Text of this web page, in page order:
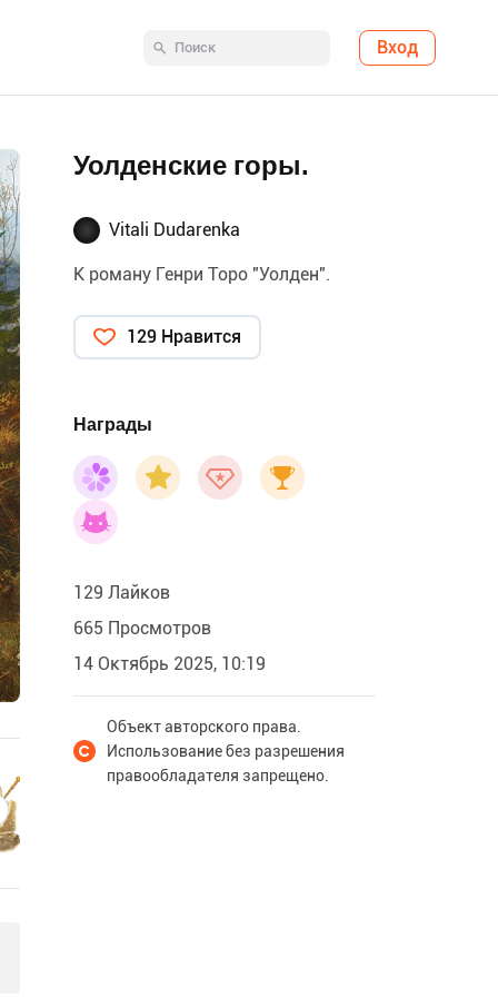
Вход
Уолденские горы.
Vitali Dudarenka
К роману Генри Торо "Уолден".
129 Нравится
Награды
129 Лайков
665 Просмотров
14 Октябрь 2025, 10:19
Объект авторского права.
Использование без разрешения
правообладателя запрещено.